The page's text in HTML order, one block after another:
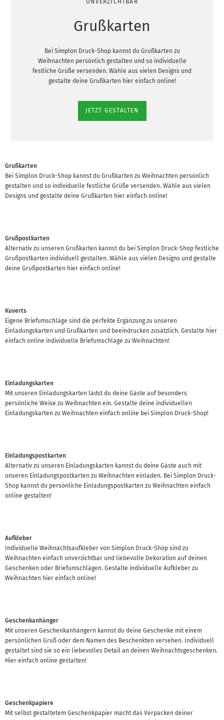
Grußkarten
Bei Simplon Druck-Shop kannst du Grußkarten zu
Weihnachten persönlich gestalten und so individuelle
festliche Grüße versenden. Wähle aus vielen Designs und
gestalte deine Grußkarten hier einfach online!
JETZT GESTALTEN
Grußkarten
Bei Simplon Druck-Shop kannst du Grußkarten zu Weihnachten persönlich
gestalten und so individuelle festliche Grüße versenden. Wähle aus vielen
Designs und gestalte deine Grußkarten hier einfach online!
Grußpostkarten
Alternativ zu unseren Grußkarten kannst du bei Simplon Druck-Shop festliche
Grußpostkarten individuell gestalten. Wähle aus vielen Designs und gestalte
deine Grußpostkarten hier einfach online!
Kuverts
Eigene Briefumschläge sind die perfekte Ergänzung zu unseren
Einladungskarten und Grußkarten und beeindrucken zusätzlich. Gestalte hier
einfach online individuelle Briefumschläge zu Weihnachten!
Einladungskarten
Mit unseren Einladungskarten lädst du deine Gäste auf besonders
persönliche Weise zu Weihnachten ein. Gestalte deine individuellen
Einladungskarten zu Weihnachten einfach online bei Simplon Druck-Shop!
Einladungspostkarten
Alternativ zu unseren Einladungskarten kannst du deine Gäste auch mit
unseren Einladungspostkarten zu Weihnachten einladen. Bei Simplon Druck-
Shop kannst du persönliche Einladungspostkarten zu Weihnachten einfach
online gestalten!
Aufkleber
Individuelle Weihnachtsaufkleber von Simplon Druck-Shop sind zu
Weihnachten einfach unverzichtbar und liebevolle Dekoration auf deinen
Geschenken oder Briefumschlägen. Gestalte individuelle Aufkleber zu
Weihnachten hier einfach online!
Geschenkanhänger
Mit unseren Geschenkanhängern kannst du deine Geschenke mit einem
persönlichen Gruß oder dem Namen des Beschenkten versehen. Individuell
gestaltet sind sie so ein liebevolles Detail an deinen Weihnachtsgeschenken.
Hier einfach online gestalten!
Geschenkpapiere
Mit selbst gestaltetem Geschenkpapier macht das Verpacken deiner